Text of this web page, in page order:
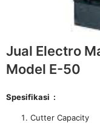
Jual Electro
Model E-50
Spesifikasi :
Cutter